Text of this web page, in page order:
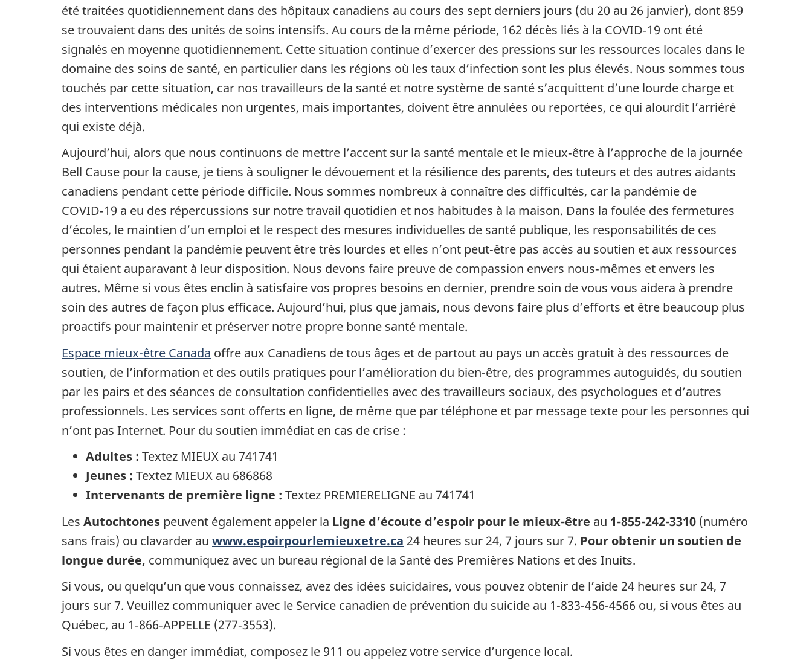
été traitées quotidiennement dans des hôpitaux canadiens au cours des sept derniers jours (du 20 au 26 janvier), dont 859
se trouvaient dans des unités de soins intensifs. Au cours de la même période, 162 décès liés à la COVID‑19 ont été
signalés en moyenne quotidiennement. Cette situation continue d’exercer des pressions sur les ressources locales dans le
domaine des soins de santé, en particulier dans les régions où les taux d’infection sont les plus élevés. Nous sommes tous
touchés par cette situation, car nos travailleurs de la santé et notre système de santé s’acquittent d’une lourde charge et
des interventions médicales non urgentes, mais importantes, doivent être annulées ou reportées, ce qui alourdit l’arriéré
qui existe déjà.
Aujourd’hui, alors que nous continuons de mettre l’accent sur la santé mentale et le mieux‑être à l’approche de la journée
Bell Cause pour la cause, je tiens à souligner le dévouement et la résilience des parents, des tuteurs et des autres aidants
canadiens pendant cette période difficile. Nous sommes nombreux à connaître des difficultés, car la pandémie de
COVID‑19 a eu des répercussions sur notre travail quotidien et nos habitudes à la maison. Dans la foulée des fermetures
d’écoles, le maintien d’un emploi et le respect des mesures individuelles de santé publique, les responsabilités de ces
personnes pendant la pandémie peuvent être très lourdes et elles n’ont peut‑être pas accès au soutien et aux ressources
qui étaient auparavant à leur disposition. Nous devons faire preuve de compassion envers nous‑mêmes et envers les
autres. Même si vous êtes enclin à satisfaire vos propres besoins en dernier, prendre soin de vous vous aidera à prendre
soin des autres de façon plus efficace. Aujourd’hui, plus que jamais, nous devons faire plus d’efforts et être beaucoup plus
proactifs pour maintenir et préserver notre propre bonne santé mentale.
Espace mieux-être Canada offre aux Canadiens de tous âges et de partout au pays un accès gratuit à des ressources de
soutien, de l’information et des outils pratiques pour l’amélioration du bien-être, des programmes autoguidés, du soutien
par les pairs et des séances de consultation confidentielles avec des travailleurs sociaux, des psychologues et d’autres
professionnels. Les services sont offerts en ligne, de même que par téléphone et par message texte pour les personnes qui
n’ont pas Internet. Pour du soutien immédiat en cas de crise :
Adultes : Textez MIEUX au 741741
Jeunes : Textez MIEUX au 686868
Intervenants de première ligne : Textez PREMIERELIGNE au 741741
Les Autochtones peuvent également appeler la Ligne d’écoute d’espoir pour le mieux-être au 1-855-242-3310 (numéro
sans frais) ou clavarder au www.espoirpourlemieuxetre.ca 24 heures sur 24, 7 jours sur 7. Pour obtenir un soutien de
longue durée, communiquez avec un bureau régional de la Santé des Premières Nations et des Inuits.
Si vous, ou quelqu’un que vous connaissez, avez des idées suicidaires, vous pouvez obtenir de l’aide 24 heures sur 24, 7
jours sur 7. Veuillez communiquer avec le Service canadien de prévention du suicide au 1-833-456-4566 ou, si vous êtes au
Québec, au 1‑866‑APPELLE (277‑3553).
Si vous êtes en danger immédiat, composez le 911 ou appelez votre service d’urgence local.